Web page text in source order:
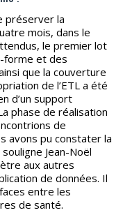
mois, dans le
le premier lot
forme et des
que la couverture
de l’ETL a été
d’un support
phase de réalisation
de
avons pu constater la
Jean-Noël
aux autres
de données. Il
entre les
de santé.